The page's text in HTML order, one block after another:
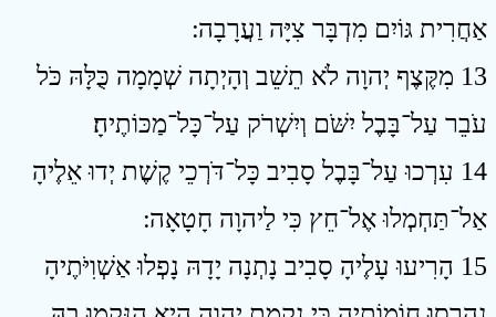
אַחֲרִית גּוֹיִם מִדְבָּר צִיָּה וַעֲרָבָה ׃
13 מִקֶּצֶף יְהוָה לֹא תֵשֵׁב וְהָיְתָה שְׁמָמָה כֻּלָּהּ כֹּל
עֹבֵר עַל־בָּבֶל יִשֹּׁם וְיִשְׁרֹק עַל־כָּל־מַכּוֹתֶיהָ׃
14 עִרְכוּ עַל־בָּבֶל סָבִיב כָּל־דֹּרְכֵי קֶשֶׁת יְדוּ אֵלֶיהָ
אַל־תַּחְמְלוּ אֶל־חֵץ כִּי לַיהוָה חָטָאָה ׃
15 הָרִיעוּ עָלֶיהָ סָבִיב נָתְנָה יָדָהּ נָפְלוּ אַשְׁוִיֹּתֶיהָ